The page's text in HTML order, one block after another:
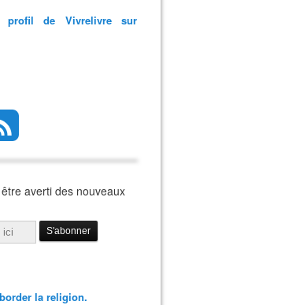
profil de Vivrelivre sur
averti des nouveaux
la religion.